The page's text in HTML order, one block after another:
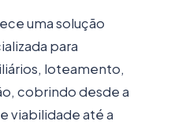
uma solução
para
loteamento,
cobrindo desde a
viabilidade até a